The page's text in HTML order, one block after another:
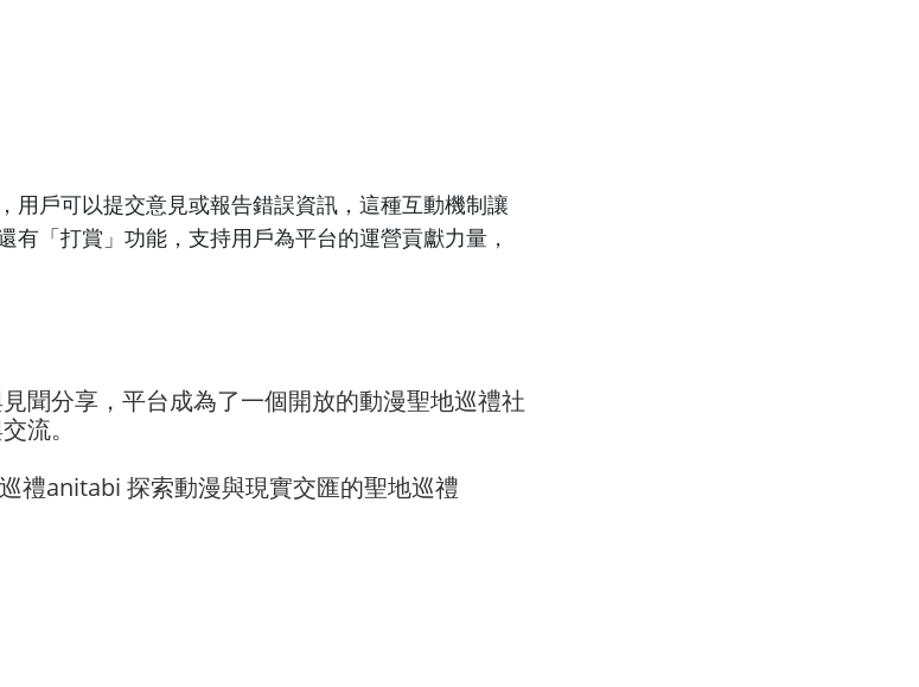
用戶可以提交意見或報告錯誤資訊，這種互動機制讓
有「打賞」功能，支持用戶為平台的運營貢獻力量，
聞分享，平台成為了一個開放的動漫聖地巡禮社
流。